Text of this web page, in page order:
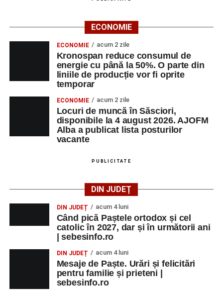
ECONOMIE
ECONOMIE acum 2 zile
Kronospan reduce consumul de
energie cu până la 50%. O parte din
liniile de producție vor fi oprite
temporar
ECONOMIE acum 2 zile
Locuri de muncă în Săsciori,
disponibile la 4 august 2026. AJOFM
Alba a publicat lista posturilor
vacante
PUBLICITATE
DIN JUDEȚ
DIN JUDEȚ acum 4 luni
Când pică Paștele ortodox și cel
catolic în 2027, dar și în următorii ani
| sebesinfo.ro
DIN JUDEȚ acum 4 luni
Mesaje de Paște. Urări și felicitări
pentru familie și prieteni |
sebesinfo.ro